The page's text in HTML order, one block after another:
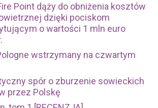
Point dąży do obniżenia kosztów
dzięki pociskom
o wartości 1 mln euro
wstrzymany na czwartym
spór o zburzenie sowieckich
przez Polskę